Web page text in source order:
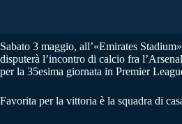
Sabato 3 maggio, all’«Emirates
disputerà l’incontro di calcio fra
per la 35esima giornata in Premier
Favorita per la vittoria è la squadra di